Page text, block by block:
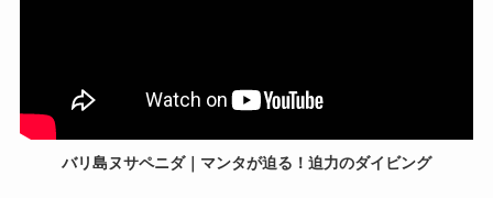
バリ島ヌサペニダ｜マンタが迫る！迫力のダイビング